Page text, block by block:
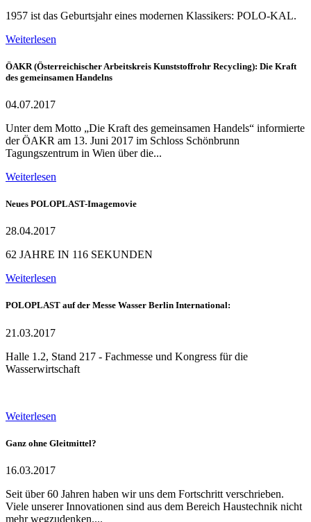
1957 ist das Geburtsjahr eines modernen Klassikers: POLO-KAL.
Weiterlesen
ÖAKR (Österreichischer Arbeitskreis Kunststoffrohr Recycling): Die Kraft
des gemeinsamen Handelns
04.07.2017
Unter dem Motto „Die Kraft des gemeinsamen Handels“ informierte
der ÖAKR am 13. Juni 2017 im Schloss Schönbrunn
Tagungszentrum in Wien über die...
Weiterlesen
Neues POLOPLAST-Imagemovie
28.04.2017
62 JAHRE IN 116 SEKUNDEN
Weiterlesen
POLOPLAST auf der Messe Wasser Berlin International:
21.03.2017
Halle 1.2, Stand 217 - Fachmesse und Kongress für die
Wasserwirtschaft
Weiterlesen
Ganz ohne Gleitmittel?
16.03.2017
Seit über 60 Jahren haben wir uns dem Fortschritt verschrieben.
Viele unserer Innovationen sind aus dem Bereich Haustechnik nicht
mehr wegzudenken....